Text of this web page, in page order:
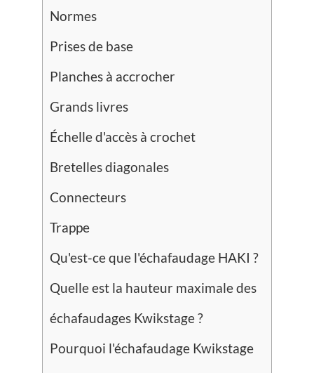
Normes
Prises de base
Planches à accrocher
Grands livres
Échelle d'accès à crochet
Bretelles diagonales
Connecteurs
Trappe
Qu'est-ce que l'échafaudage HAKI ?
Quelle est la hauteur maximale des
échafaudages Kwikstage ?
Pourquoi l'échafaudage Kwikstage